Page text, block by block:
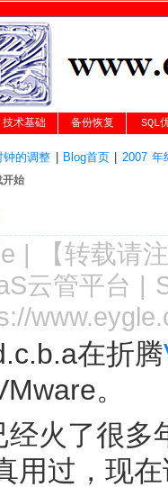
技术基础 备份恢复 SQL
钟的调整 Blog首页| 2007 年
开始
| 【转载请注
云管平台 |
在折腾
。
经火了很多
用过，现